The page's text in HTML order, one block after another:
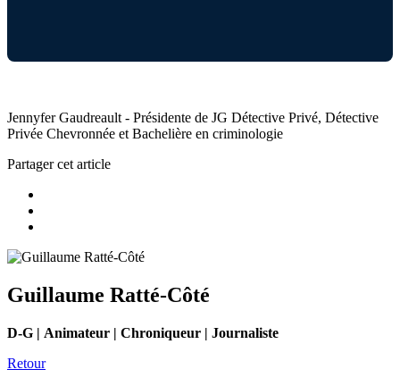
Jennyfer Gaudreault - Présidente de JG Détective Privé, Détective
Privée Chevronnée et Bachelière en criminologie
Partager cet article
Guillaume Ratté-Côté
D-G | Animateur | Chroniqueur | Journaliste
Retour